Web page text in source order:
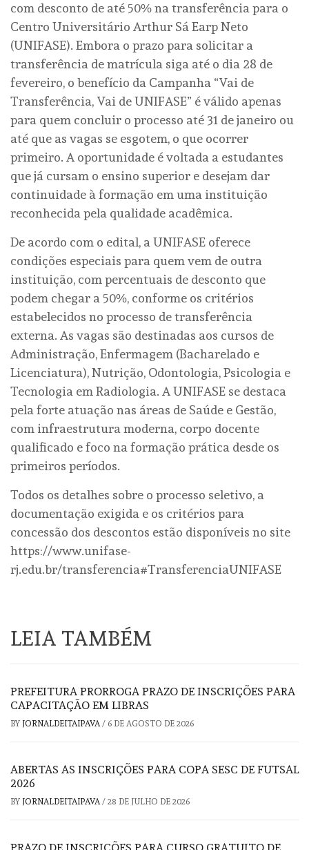
com desconto de até 50% na transferência para o
Centro Universitário Arthur Sá Earp Neto
(UNIFASE). Embora o prazo para solicitar a
transferência de matrícula siga até o dia 28 de
fevereiro, o benefício da Campanha “Vai de
Transferência, Vai de UNIFASE” é válido apenas
para quem concluir o processo até 31 de janeiro ou
até que as vagas se esgotem, o que ocorrer
primeiro. A oportunidade é voltada a estudantes
que já cursam o ensino superior e desejam dar
continuidade à formação em uma instituição
reconhecida pela qualidade acadêmica.
De acordo com o edital, a UNIFASE oferece
condições especiais para quem vem de outra
instituição, com percentuais de desconto que
podem chegar a 50%, conforme os critérios
estabelecidos no processo de transferência
externa. As vagas são destinadas aos cursos de
Administração, Enfermagem (Bacharelado e
Licenciatura), Nutrição, Odontologia, Psicologia e
Tecnologia em Radiologia. A UNIFASE se destaca
pela forte atuação nas áreas de Saúde e Gestão,
com infraestrutura moderna, corpo docente
qualificado e foco na formação prática desde os
primeiros períodos.
Todos os detalhes sobre o processo seletivo, a
documentação exigida e os critérios para
concessão dos descontos estão disponíveis no site
https://www.unifase-
rj.edu.br/transferencia#TransferenciaUNIFASE
LEIA TAMBÉM
PREFEITURA PRORROGA PRAZO DE INSCRIÇÕES PARA
CAPACITAÇÃO EM LIBRAS
BY JORNALDEITAIPAVA/ 6 DE AGOSTO DE 2026
ABERTAS AS INSCRIÇÕES PARA COPA SESC DE FUTSAL
2026
BY JORNALDEITAIPAVA/ 28 DE JULHO DE 2026